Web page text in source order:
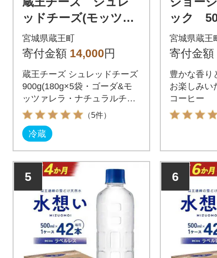
ッドチーズ(モッツア
レラ&ゴーダ) 180g×
5袋 【04301-0192】
宮城県蔵王町
寄付金額 14,000円
蔵王チーズ シュレッドチーズ
900g(180g×5袋・ゴーダ&モ
ッツァレラ・ナチュラルチー
ズ)
（5件）
冷蔵
ック
本 【
宮城県蔵王
寄付金額
豊かな香り
お楽しみい
コーヒー
5 6